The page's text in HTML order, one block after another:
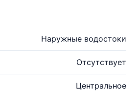
Наружные водостоки
Отсутствует
Центральное